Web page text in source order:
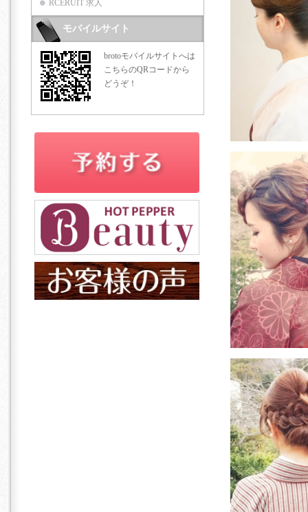
RCERUIT 求人
モバイルサイト
brotoモバイルサイトへは
こちらのQRコードから
どうぞ！